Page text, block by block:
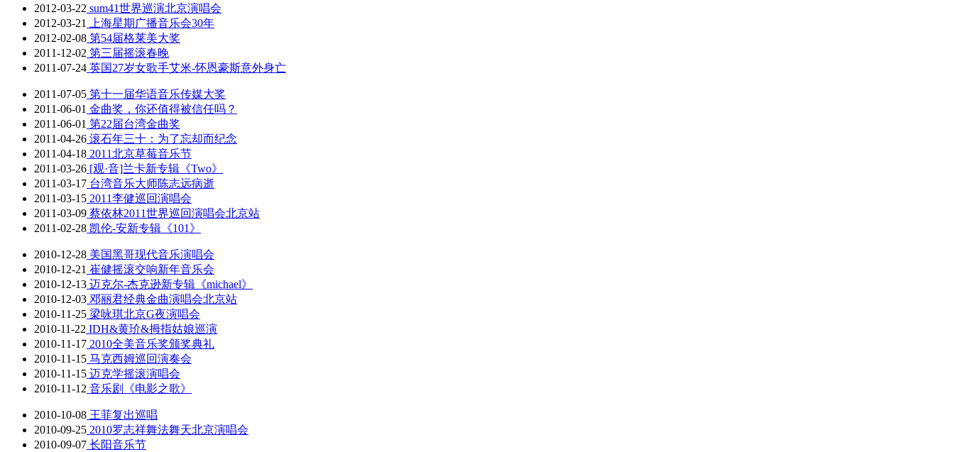
2012-03-22 sum41世界巡演北京演唱会
2012-03-21
上海星期广播音乐会30年
2012-02-08 第54届格莱美大奖
2011-12-02 第三届摇滚春晚
2011-07-24 英国27岁女歌手艾米-怀恩豪斯意外身亡
2011-07-05 第十一届华语音乐传媒大奖
2011-06-01 金曲奖，你还值得被信任吗？
2011-06-01 第22届台湾金曲奖
2011-04-26 滚石年三十：为了忘却而纪念
2011-04-18 2011北京草莓音乐节
2011-03-26 [观·音]兰卡新专辑《Two》
2011-03-17 台湾音乐大师陈志远病逝
2011-03-15 2011李健巡回演唱会
2011-03-09 蔡依林2011世界巡回演唱会北京站
2011-02-28 凯伦-安新专辑《101》
2010-12-28 美国黑哥现代音乐演唱会
2010-12-21 崔健摇滚交响新年音乐会
2010-12-13 迈克尔-杰克逊新专辑《michael》
2010-12-03 邓丽君经典金曲演唱会北京站
2010-11-25 梁咏琪北京G夜演唱会
2010-11-22 IDH&黄玠&拇指姑娘巡演
2010-11-17 2010全美音乐奖颁奖典礼
2010-11-15 马克西姆巡回演奏会
2010-11-15 迈克学摇滚演唱会
2010-11-12 音乐剧《电影之歌》
2010-10-08 王菲复出巡唱
2010-09-25 2010罗志祥舞法舞天北京演唱会
2010-09-07 长阳音乐节